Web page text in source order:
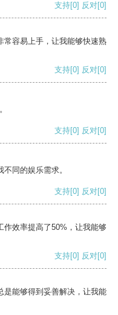
支持[0] 反对[0]
常容易上手，让我能够快速熟
支持[0] 反对[0]
支持[0] 反对[0]
同的娱乐需求。
支持[0] 反对[0]
作效率提高了50%，让我能够
支持[0] 反对[0]
是能够得到妥善解决，让我能